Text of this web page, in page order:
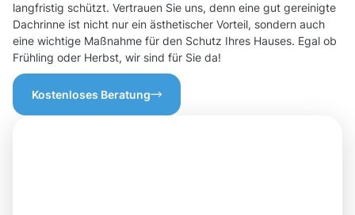
langfristig schützt. Vertrauen Sie uns, denn eine gut gereinigte
Dachrinne ist nicht nur ein ästhetischer Vorteil, sondern auch
eine wichtige Maßnahme für den Schutz Ihres Hauses. Egal ob
Frühling oder Herbst, wir sind für Sie da!
Kostenloses Beratung